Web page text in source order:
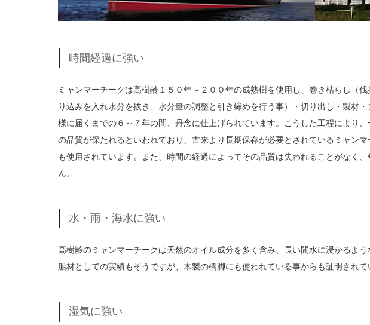
時間経過に強い
ミャンマーチークは高樹齢１５０年～２００年の成熟樹を使用し、巻き枯らし（
り込みを入れ水分を抜き、水分量の調整と引き締めを行う事）・切り出し・製材
様に届くまでの６～７年の間、丹念に仕上げられています。こうした工程により
の品質が保たれるといわれており、古来より長期保存が必要とされているミャン
も使用されています。また、時間の経過によってその品質は失われることがなく
ん。
水・雨・海水に強い
高樹齢のミャンマーチークは天然のオイル成分を多く含み、長い間水に浸かるよ
船材としての実績もそうですが、木製の橋脚にも使われている事からも証明されて
湿気に強い